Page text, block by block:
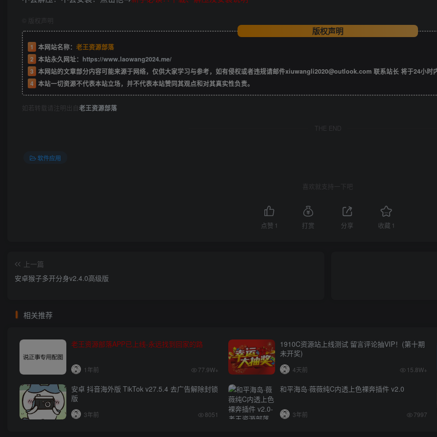
版权声明
版权声明
1 本网站名称： 老王资源部落
2 本站永久网址： https://www.laowang2024.me/
3 本网站的文章部分内容可能来源于网络，仅供大家学习与参考，如有侵权或者违规请邮件xiuwangli2020@outlook.com 联系站长 将于24小时
4 本站一切资源不代表本站立场，并不代表本站赞同其观点和对其真实性负责。
如若转载请注明出自老王资源部落
THE END
软件应用
喜欢就支持一下吧
点赞 1 打赏 分享 收藏 1
上一篇
安卓猴子多开分身v2.4.0高级版
相关推荐
老王资源部落APP已上线-永远找到回家的路
1年前 77.9W+
1910C资源站上线测试 留言评论抽VIP！(第十期
未开奖)
4天前 15.8W+
安卓 抖音海外版 TikTok v27.5.4 去广告解除封锁
版
3年前 8051
和平海岛·薇薇纯C内透上色裸奔插件 v2.0
3年前 7997